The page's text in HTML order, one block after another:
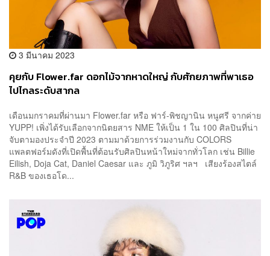
3 มีนาคม 2023
คุยกับ Flower.far ดอกไม้จากหาดใหญ่ กับศักยภาพที่พาเธอ
ไปไกลระดับสากล
เดือนมกราคมที่ผ่านมา Flower.far หรือ ฟาร์-พิชญานิน หนูศรี จากค่าย
YUPP! เพิ่งได้รับเลือกจากนิตยสาร NME ให้เป็น 1 ใน 100 ศิลปินที่น่า
จับตามองประจำปี 2023 ตามมาด้วยการร่วมงานกับ COLORS
แพลตฟอร์มดังที่เปิดพื้นที่ต้อนรับศิลปินหน้าใหม่จากทั่วโลก เช่น Billie
Eilish, Doja Cat, Daniel Caesar และ ภูมิ วิภูริศ ฯลฯ เสียงร้องสไตล์
R&B ของเธอโด...